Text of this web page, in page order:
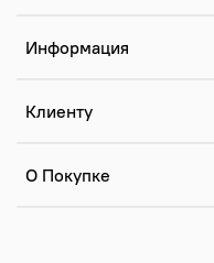
Информация
Клиенту
О Покупке